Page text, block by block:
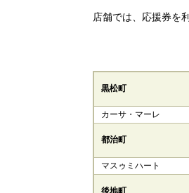
店舗では、応援券を
黒松町
カーサ・マーレ
都治町
マスゥミハート
後地町